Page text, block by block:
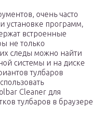
очень часто
установке программ,
встроенные
не только
следы можно найти
системы и на диске
тулбаров
Cleaner для
тулбаров в браузере